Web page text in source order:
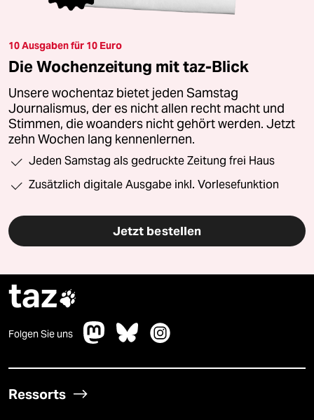
10 Ausgaben für 10 Euro
Die Wochenzeitung mit taz-Blick
Unsere wochentaz bietet jeden Samstag
Journalismus, der es nicht allen recht macht und
Stimmen, die woanders nicht gehört werden. Jetzt
zehn Wochen lang kennenlernen.
Jeden Samstag als gedruckte Zeitung frei Haus
Zusätzlich digitale Ausgabe inkl. Vorlesefunktion
Jetzt bestellen
taz
Folgen Sie uns
Ressorts